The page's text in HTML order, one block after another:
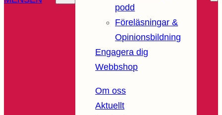
podd
Föreläsningar &
Opinionsbildning
Engagera dig
Webbshop
Om oss
Aktuellt